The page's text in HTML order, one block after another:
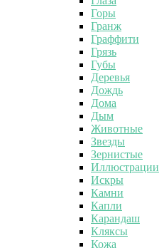
Горы
Гранж
Граффити
Грязь
Губы
Деревья
Дождь
Дома
Дым
Животные
Звезды
Зернистые
Иллюстрации
Искры
Камни
Капли
Карандаш
Кляксы
Кожа